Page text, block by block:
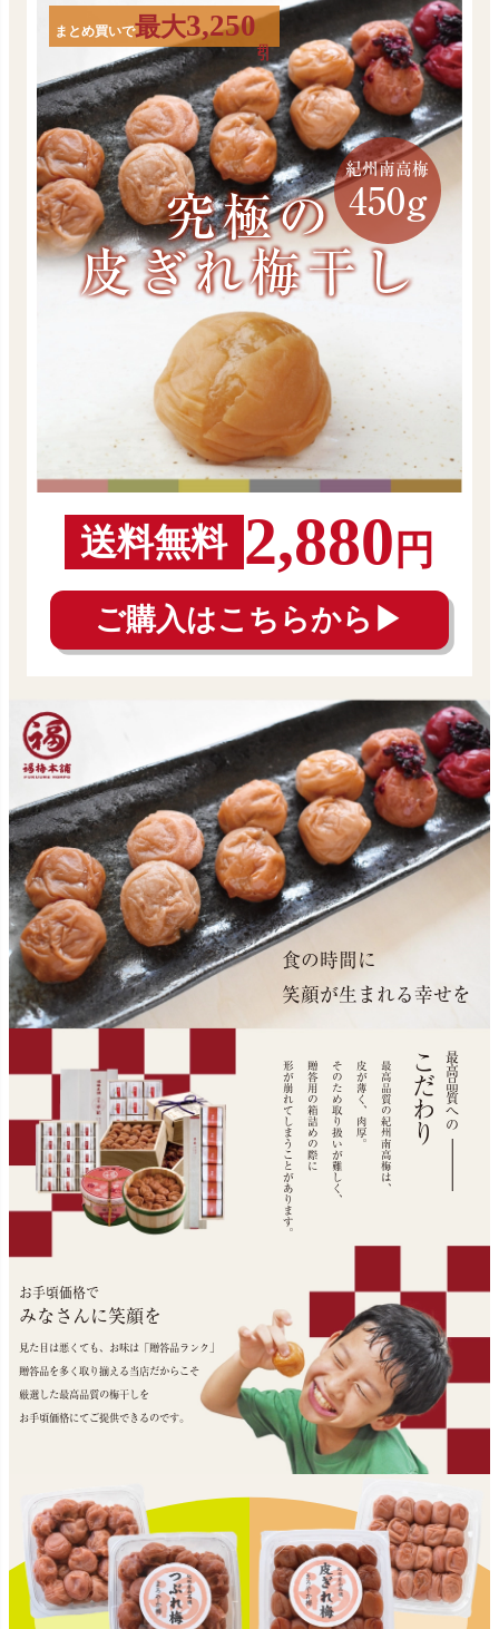
まとめ買いで最大3,250
究極の
皮ぎれ梅干し
紀州南高梅
450g
送料無料 2,880 円
ご購入はこちらから▶
食の時間に
笑顔が生まれる幸せを
最高品質への
こだわり
最高品質の紀州南高梅は、
皮が薄く、肉厚。
そのため取り扱いが難しく、
贈答用の箱詰めの際に
形が崩れてしまうことがあります。
お手頃価格で
みなさんに笑顔を
見た目は悪くても、お味は「贈答品ランク」
贈答品を多く取り揃える当店だからこそ
厳選した最高品質の梅干しを
お手頃価格にてご提供できるのです。